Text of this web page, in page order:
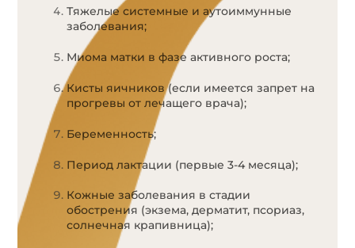
Тяжелые системные и аутоиммунные
заболевания;
Миома матки в фазе активного роста;
Кисты яичников (если имеется запрет на
прогревы от лечащего врача);
Беременность;
Период лактации (первые 3-4 месяца);
Кожные заболевания в стадии
обострения (экзема, дерматит, псориаз,
солнечная крапивница);